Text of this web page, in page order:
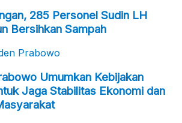
285 Personel Sudin LH
Bersihkan Sampah
Umumkan Kebijakan
Jaga Stabilitas Ekonomi dan